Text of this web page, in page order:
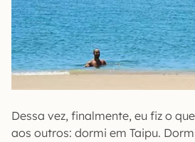
Dessa vez, finalmente, eu fiz o
aos outros: dormi em Taipu.